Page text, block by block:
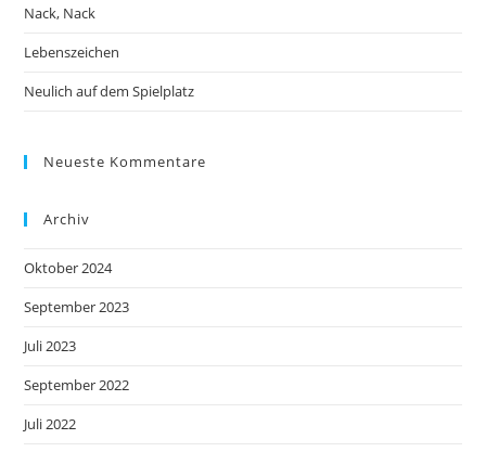
Nack, Nack
Lebenszeichen
Neulich auf dem Spielplatz
Neueste Kommentare
Archiv
Oktober 2024
September 2023
Juli 2023
September 2022
Juli 2022